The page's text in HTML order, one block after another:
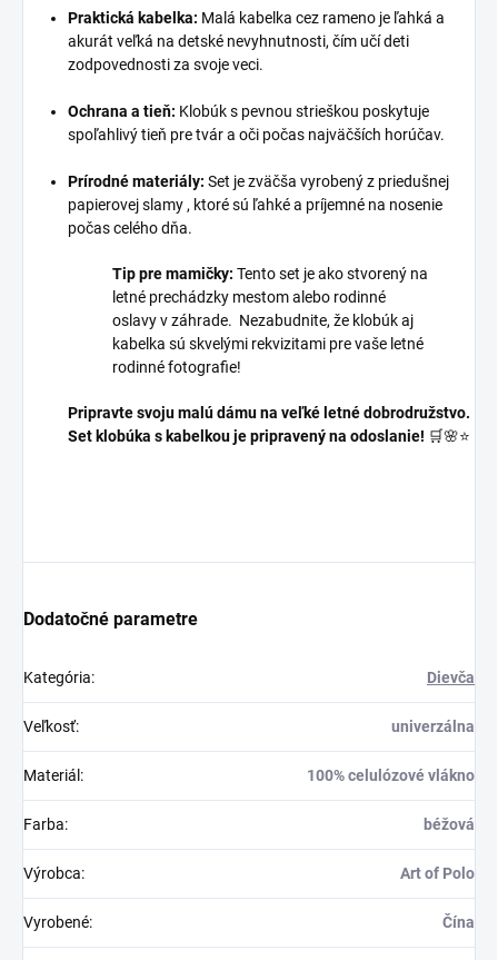
Praktická kabelka: Malá kabelka cez rameno je ľahká a
akurát veľká na detské nevyhnutnosti, čím učí deti
zodpovednosti za svoje veci.
Ochrana a tieň: Klobúk s pevnou strieškou poskytuje
spoľahlivý tieň pre tvár a oči počas najväčších horúčav.
Prírodné materiály: Set je zväčša vyrobený z priedušnej
papierovej slamy , ktoré sú ľahké a príjemné na nosenie
počas celého dňa.
Tip pre mamičky: Tento set je ako stvorený na
letné prechádzky mestom alebo rodinné
oslavy v záhrade. Nezabudnite, že klobúk aj
kabelka sú skvelými rekvizitami pre vaše letné
rodinné fotografie!
Pripravte svoju malú dámu na veľké letné dobrodružstvo.
Set klobúka s kabelkou je pripravený na odoslanie! 🛒🌸⭐
Dodatočné parametre
Kategória: Dievča
Veľkosť: univerzálna
Materiál : 100% celulózové vlákno
Farba: béžová
Výrobca: Art of Polo
Vyrobené: Čína